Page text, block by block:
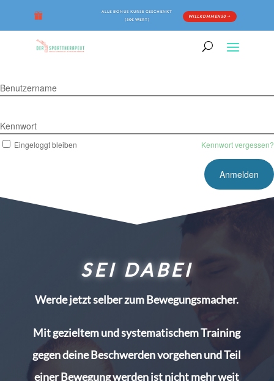
ALLE BONUS KURSE GESCHENKT
(50€ WERT)
WILLKOMMEN50
Benutzername
Kennwort
Eingeloggt bleiben Kennwort vergessen?
SEI DABEI
Werde jetzt selber zum Bewegungsmacher.
Mit gezieltem und systematischem Training
gegen deine Beschwerden vorgehen und Teil
einer Bewegung werden ist nicht mehr weit